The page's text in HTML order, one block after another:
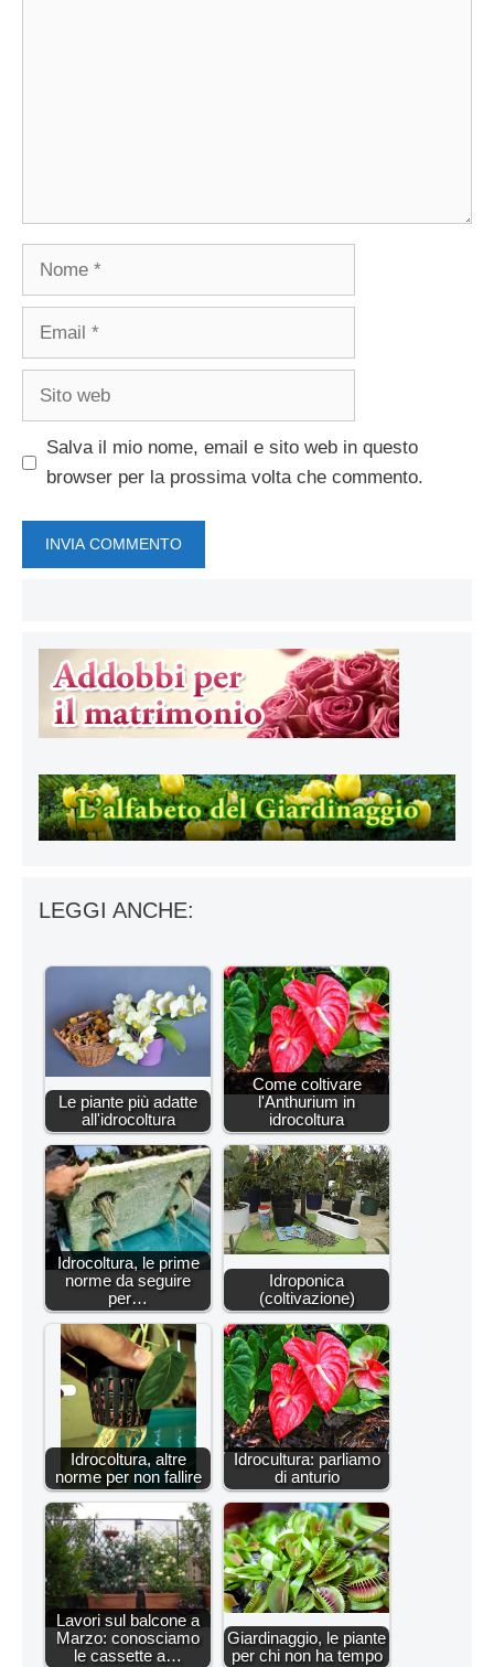
Nome
Email
Sito
Salva il mio nome, email e sito web in questo
browser per la prossima volta che commento.
LEGGI ANCHE:
Le piante più adatte
all'idrocoltura
Come coltivare
l'Anthurium in
idrocoltura
Idrocoltura, le prime
norme da seguire
per…
Idroponica
(coltivazione)
Idrocoltura, altre
norme per non fallire
Idrocultura: parliamo
di anturio
Lavori sul balcone a
Marzo: conosciamo
le cassette a…
Giardinaggio, le piante
per chi non ha tempo